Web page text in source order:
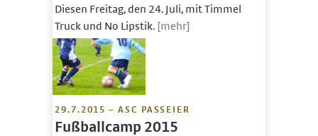
Diesen Freitag, den 24. Juli, mit Timmel
Truck und No Lipstik. [mehr]
29.7.2015 – ASC PASSEIER
Fußballcamp 2015